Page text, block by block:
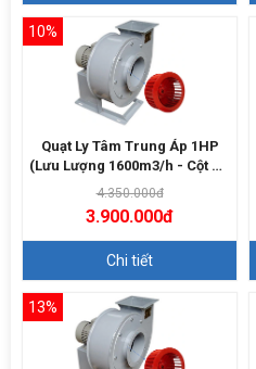
10%
Quạt Ly Tâm Trung Áp 1HP
(Lưu Lượng 1600m3/h - Cột Áp
700Pa)
4.350.000đ
3.900.000đ
Chi tiết
13%